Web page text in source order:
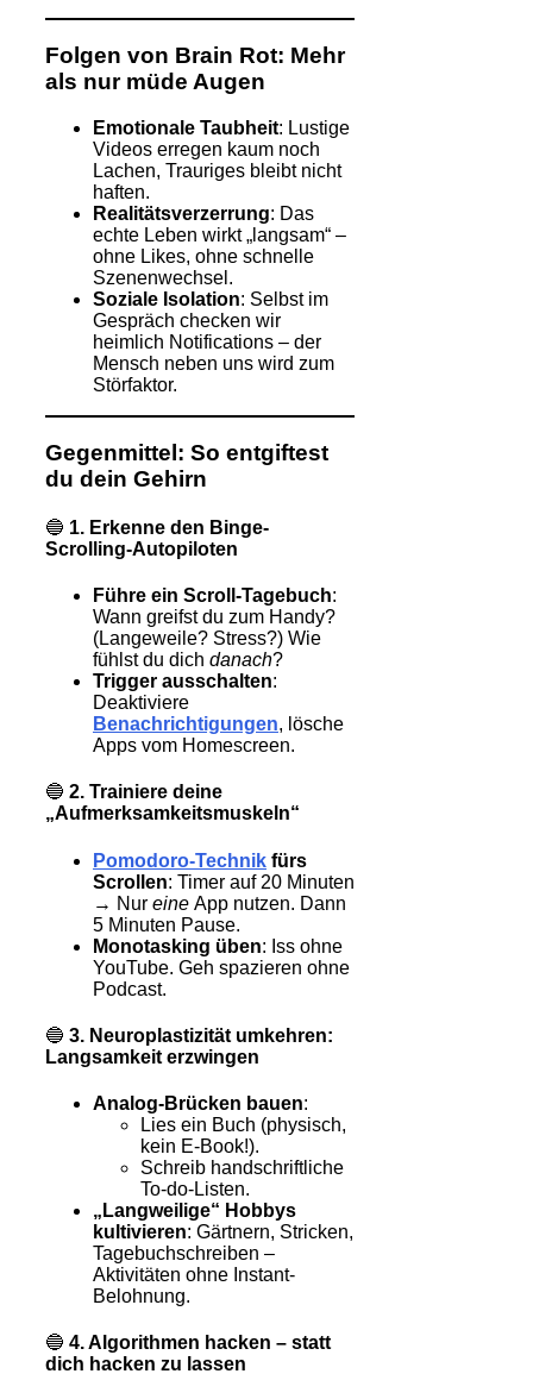
Folgen von Brain Rot: Mehr
als nur müde Augen
Emotionale Taubheit: Lustige
Videos erregen kaum noch
Lachen, Trauriges bleibt nicht
haften.
Realitätsverzerrung: Das
echte Leben wirkt „langsam“ –
ohne Likes, ohne schnelle
Szenenwechsel.
Soziale Isolation: Selbst im
Gespräch checken wir
heimlich Notifications – der
Mensch neben uns wird zum
Störfaktor.
Gegenmittel: So entgiftest
du dein Gehirn
🔵 1. Erkenne den Binge-
Scrolling-Autopiloten
Führe ein Scroll-Tagebuch:
Wann greifst du zum Handy?
(Langeweile? Stress?) Wie
fühlst du dich danach?
Trigger ausschalten:
Deaktiviere
Benachrichtigungen, lösche
Apps vom Homescreen.
🔵 2. Trainiere deine
„Aufmerksamkeitsmuskeln“
Pomodoro-Technik fürs
Scrollen: Timer auf 20 Minuten
→ Nur eine App nutzen. Dann
5 Minuten Pause.
Monotasking üben: Iss ohne
YouTube. Geh spazieren ohne
Podcast.
🔵 3. Neuroplastizität umkehren:
Langsamkeit erzwingen
Analog-Brücken bauen:
Lies ein Buch (physisch,
kein E-Book!).
Schreib handschriftliche
To-do-Listen.
„Langweilige“ Hobbys
kultivieren: Gärtnern, Stricken,
Tagebuchschreiben –
Aktivitäten ohne Instant-
Belohnung.
🔵 4. Algorithmen hacken – statt
dich hacken zu lassen